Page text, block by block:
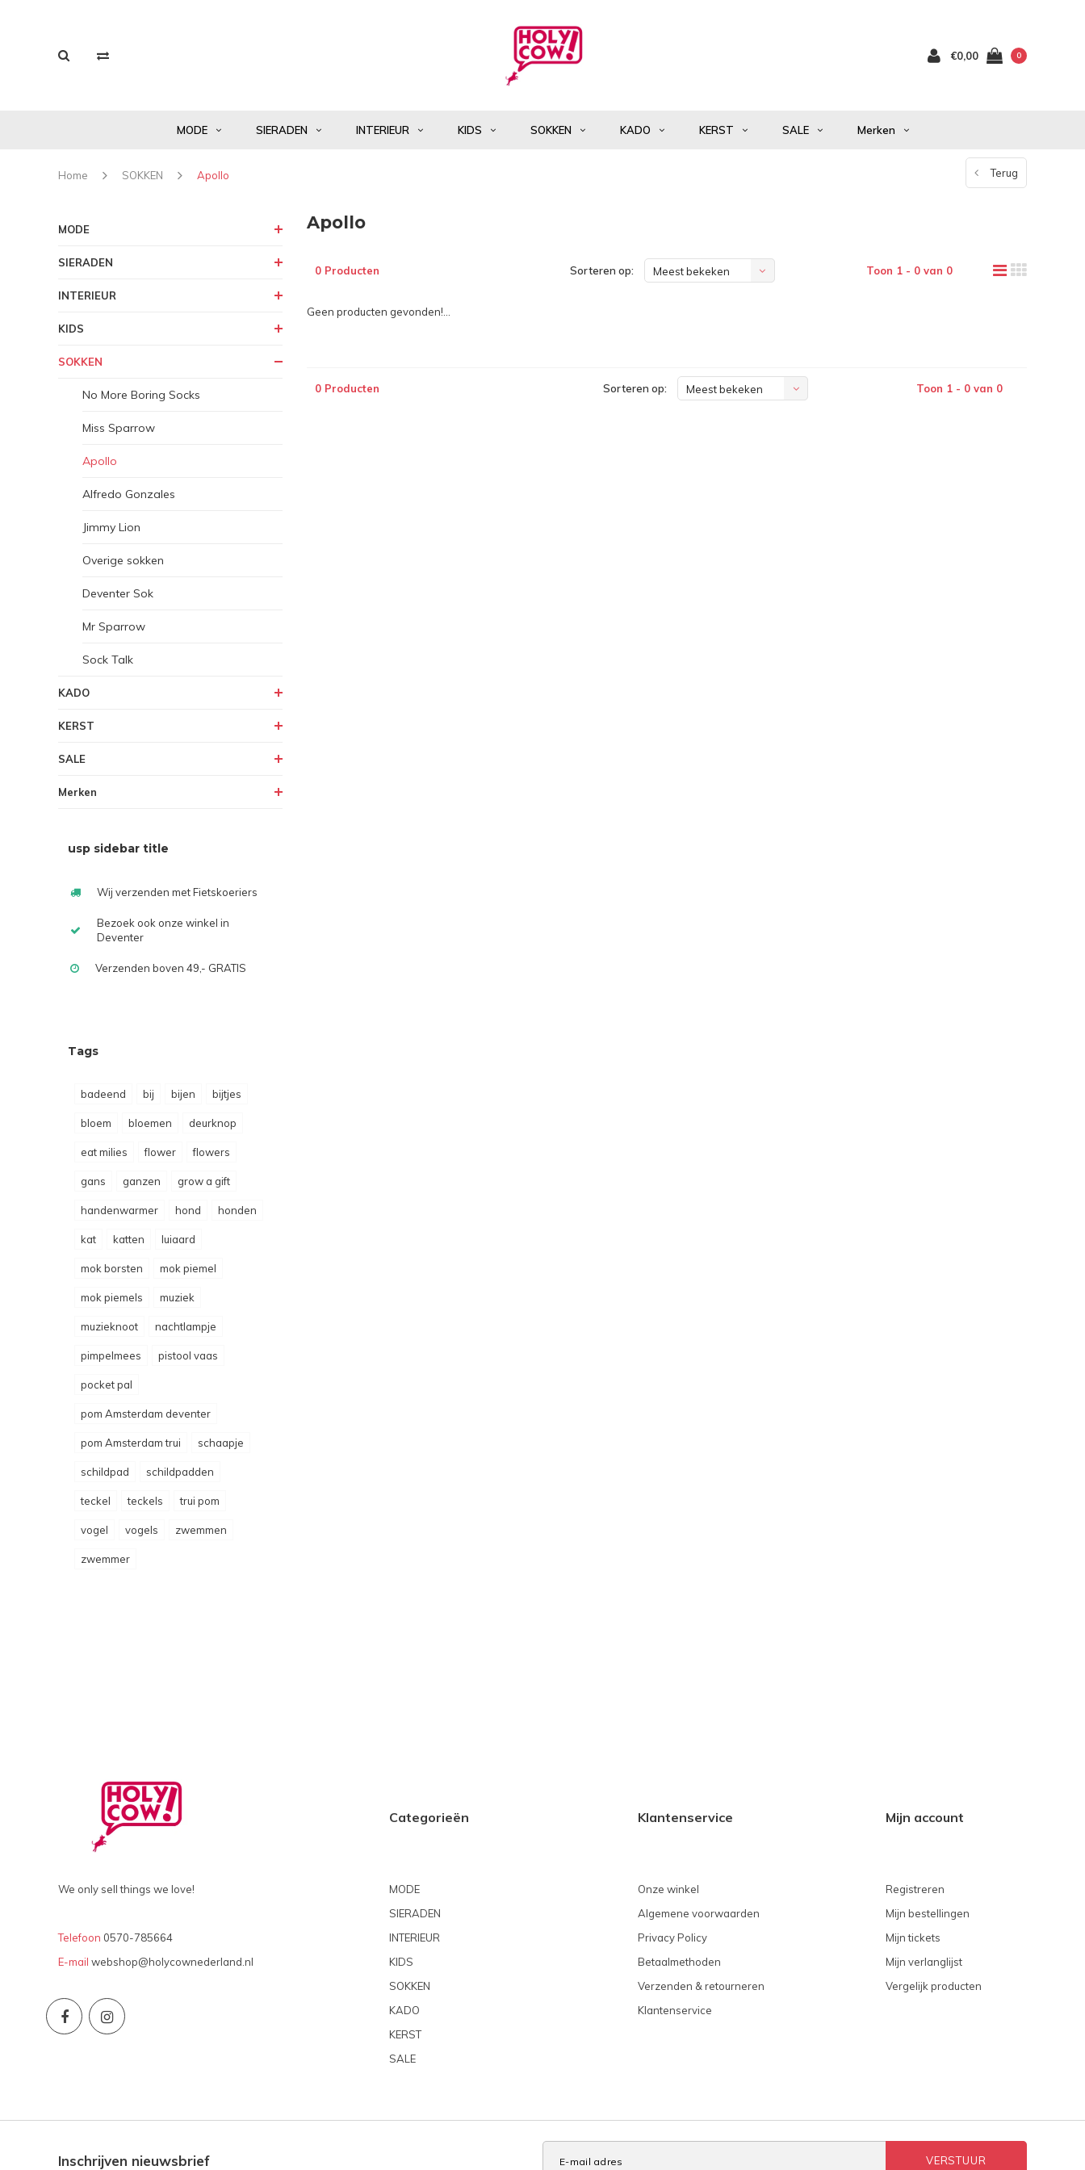
€0,00 0
MODE SIERADEN INTERIEUR KIDS SOKKEN KADO KERST SALE Merken
Home SOKKEN Apollo Terug
MODE
SIERADEN
INTERIEUR
KIDS
SOKKEN
No More Boring Socks
Miss Sparrow
Apollo
Alfredo Gonzales
Jimmy Lion
Overige sokken
Deventer Sok
Mr Sparrow
Sock Talk
KADO
KERST
SALE
Merken
usp sidebar title
Wij verzenden met Fietskoeriers
Bezoek ook onze winkel in
Deventer
Verzenden boven 49,- GRATIS
Tags
badeend bij bijen bijtjes
bloem bloemen deurknop
eat milies flower flowers
gans ganzen grow a gift
handenwarmer hond honden
kat katten luiaard
mok borsten mok piemel
mok piemels muziek
muzieknoot nachtlampje
pimpelmees pistool vaas
pocket pal
pom Amsterdam deventer
pom Amsterdam trui schaapje
schildpad schildpadden
teckel teckels trui pom
vogel vogels zwemmen
zwemmer
Apollo
0 Producten Sorteren op: Meest bekeken Toon 1 - 0 van 0
Geen producten gevonden!...
0 Producten Sorteren op: Meest bekeken Toon 1 - 0 van 0
We only sell things we love!
Telefoon 0570-785664
E-mail webshop@holycownederland.nl
Categorieën
MODE
SIERADEN
INTERIEUR
KIDS
SOKKEN
KADO
KERST
SALE
Klantenservice
Onze winkel
Algemene voorwaarden
Privacy Policy
Betaalmethoden
Verzenden & retourneren
Klantenservice
Mijn account
Registreren
Mijn bestellingen
Mijn tickets
Mijn verlanglijst
Vergelijk producten
Inschrijven nieuwsbrief VERSTUUR